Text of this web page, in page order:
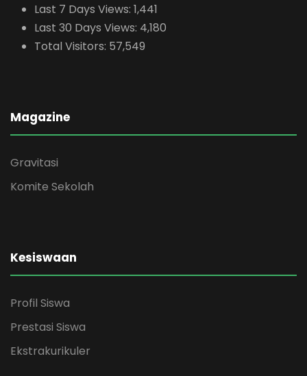
Last 7 Days Views: 1,441
Last 30 Days Views: 4,180
Total Visitors: 57,549
Magazine
Gravitasi
Komite Sekolah
Kesiswaan
Profil Siswa
Prestasi Siswa
Ekstrakurikuler